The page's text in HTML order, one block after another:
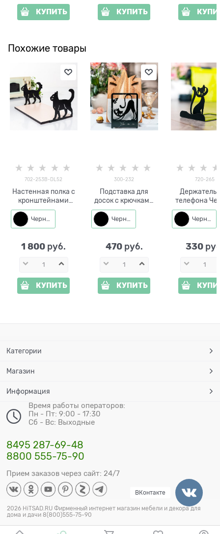
КУПИТЬ КУПИТЬ
Похожие товары
702-253B-DL52
Настенная полка с
кронштейнами
Кошка 702-253B-
DL52 металл, ЛДСП
52*27 см
Черный
1 800 руб.
КУПИТЬ
300-232
Подставка для
досок с крючками
300-232 Кошка с
бабочкой
Черный
470 руб.
КУПИТЬ
720-265
Держатель
телефона
Кошка 720-
металл
Черный
330
Категории
Магазин
Информация
Время работы операторов:
Пн - Пт: 9:00 - 17:30
Сб - Вс: Выходные
8495 287-69-48
8800 555-75-90
Прием заказов через сайт: 24/7
2026 HiTSAD.RU Фирменный интернет магазин мебели и декора для
дома и дачи 8(800)555-75-90
ВКонтакте